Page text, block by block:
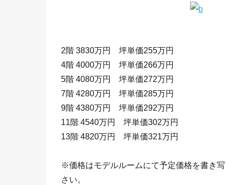
2階 3830万円 坪単価255万円
4階 4000万円 坪単価266万円
5階 4080万円 坪単価272万円
7階 4280万円 坪単価285万円
9階 4380万円 坪単価292万円
11階 4540万円 坪単価302万円
13階 4820万円 坪単価321万円
※価格はモデルルームにて予定価格を書き
さい。